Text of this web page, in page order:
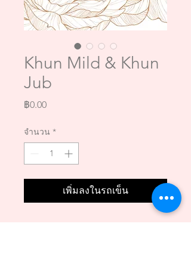
Khun Mild & Khun
Jub
฿0.00ราคา
จำนวน *
เพิ่มลงในรถเข็น